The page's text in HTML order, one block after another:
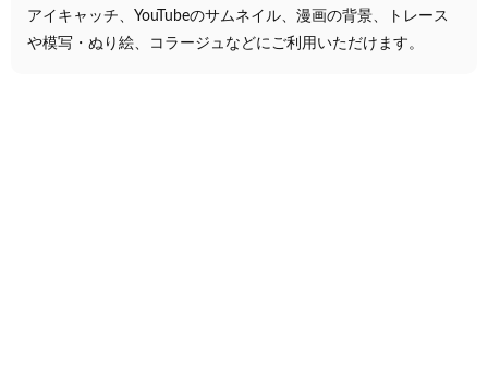
アイキャッチ、YouTubeのサムネイル、漫画の背景、トレース
や模写・ぬり絵、コラージュなどにご利用いただけます。